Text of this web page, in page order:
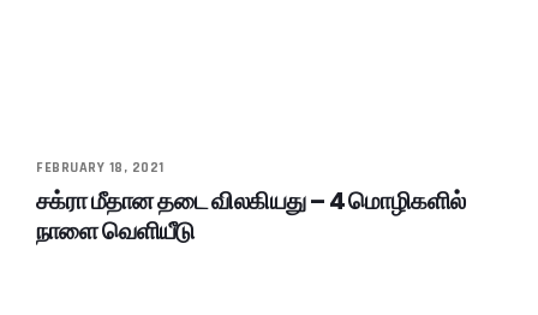
FEBRUARY 18, 2021
சக்ரா மீதான தடை விலகியது – 4 மொழிகளில்
நாளை வெளியீடு